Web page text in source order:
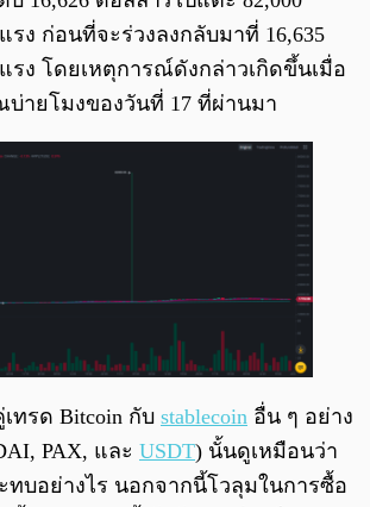
รง ก่อนที่จะร่วงลงกลับมาที่ 16,635
รง โดยเหตุการณ์ดังกล่าวเกิดขึ้นเมื่อ
บ่ายโมงของวันที่ 17 ที่ผ่านมา
ทรด Bitcoin กับ stablecoin อื่น ๆ อย่าง
PAX, และ USDT) นั้นดูเหมือนว่า
ทบอย่างไร นอกจากนี้โวลุมในการซื้อ